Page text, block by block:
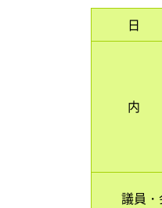
日
内
議員